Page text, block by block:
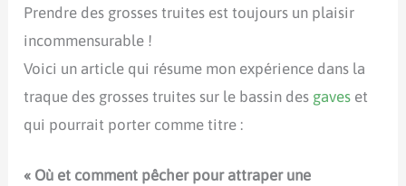
Prendre des grosses truites est toujours un plaisir
incommensurable !
Voici un article qui résume mon expérience dans la
traque des grosses truites sur le bassin des gaves et
qui pourrait porter comme titre :
« Où et comment pêcher pour attraper une